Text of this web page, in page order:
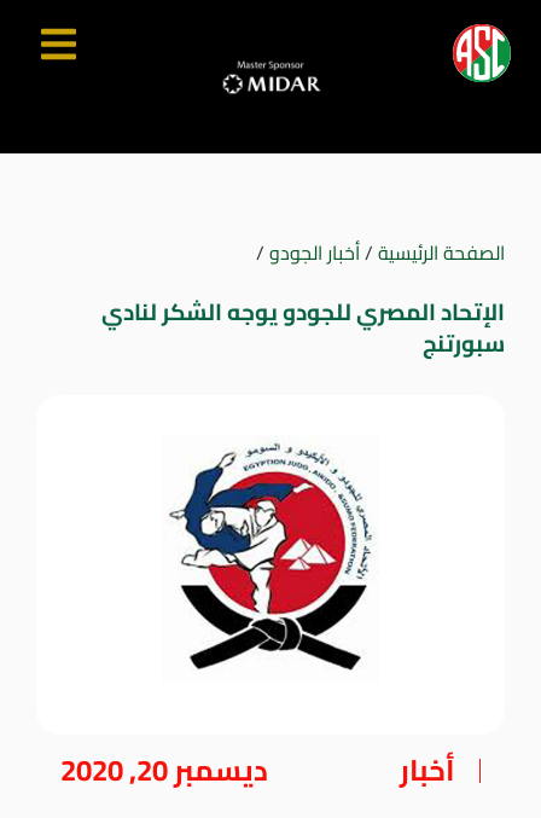
الصفحة الرئيسية/أخبار الجودو/
الإتحاد المصري للجودو يوجه الشكر لنادي
سبورتنج
أخبار ديسمبر 20, 2020